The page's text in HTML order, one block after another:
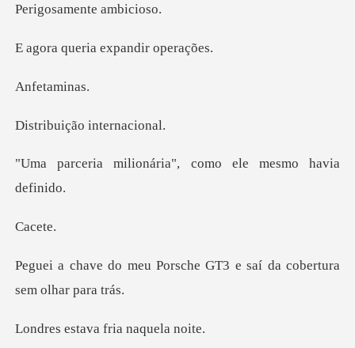
mente am
ria expandi
tami
ção inter
nária", como ele me
ce
rsche GT3 e saí da cober
ava fria na